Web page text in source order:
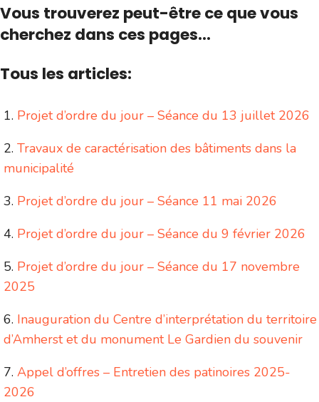
Vous trouverez peut-être ce que vous
cherchez dans ces pages...
Tous les articles:
Projet d’ordre du jour – Séance du 13 juillet 2026
Travaux de caractérisation des bâtiments dans la
municipalité
Projet d’ordre du jour – Séance 11 mai 2026
Projet d’ordre du jour – Séance du 9 février 2026
Projet d’ordre du jour – Séance du 17 novembre
2025
Inauguration du Centre d’interprétation du territoire
d’Amherst et du monument Le Gardien du souvenir
Appel d’offres – Entretien des patinoires 2025-
2026